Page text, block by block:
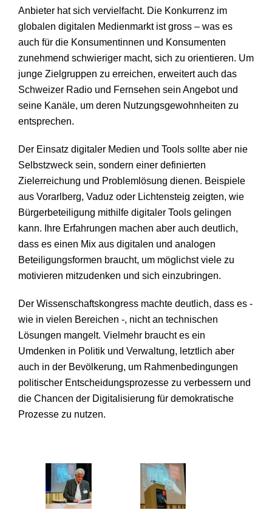
Anbieter hat sich vervielfacht. Die Konkurrenz im
globalen digitalen Medienmarkt ist gross – was es
auch für die Konsumentinnen und Konsumenten
zunehmend schwieriger macht, sich zu orientieren. Um
junge Zielgruppen zu erreichen, erweitert auch das
Schweizer Radio und Fernsehen sein Angebot und
seine Kanäle, um deren Nutzungsgewohnheiten zu
entsprechen.
Der Einsatz digitaler Medien und Tools sollte aber nie
Selbstzweck sein, sondern einer definierten
Zielerreichung und Problemlösung dienen. Beispiele
aus Vorarlberg, Vaduz oder Lichtensteig zeigten, wie
Bürgerbeteiligung mithilfe digitaler Tools gelingen
kann. Ihre Erfahrungen machen aber auch deutlich,
dass es einen Mix aus digitalen und analogen
Beteiligungsformen braucht, um möglichst viele zu
motivieren mitzudenken und sich einzubringen.
Der Wissenschaftskongress machte deutlich, dass es -
wie in vielen Bereichen -, nicht an technischen
Lösungen mangelt. Vielmehr braucht es ein
Umdenken in Politik und Verwaltung, letztlich aber
auch in der Bevölkerung, um Rahmenbedingungen
politischer Entscheidungsprozesse zu verbessern und
die Chancen der Digitalisierung für demokratische
Prozesse zu nutzen.